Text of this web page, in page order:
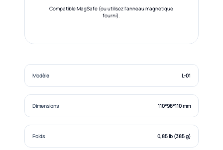
Compatible MagSafe (ou utilisez l'anneau magnétique
fourni).
Modèle L-01
Dimensions 110*98*110 mm
Poids 0,85 lb (385 g)